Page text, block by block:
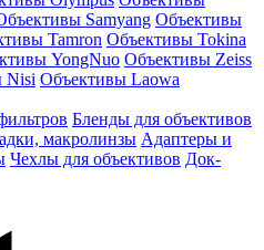
Samyang Объективы
Tamron Объективы Tokina
YongNuo Объективы Zeiss
Nisi Объективы Laowa
Бленды для объективов
макролинзы Адаптеры и
Чехлы для объективов Док-